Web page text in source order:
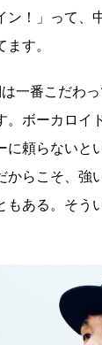
ン！」って、
す。
は一番こだわ
。ボーカロイ
に頼らないと
からこそ、強
もある。そう